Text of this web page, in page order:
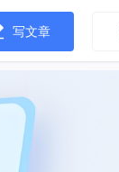
写文章